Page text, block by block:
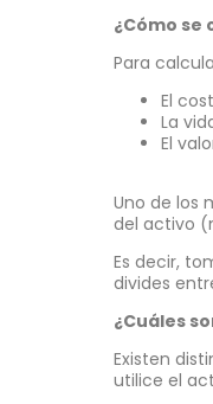
¿Cómo se
Para
El
La
El
Uno de los
del activo
Es decir,
divides
¿Cuáles
Existen
utilice el